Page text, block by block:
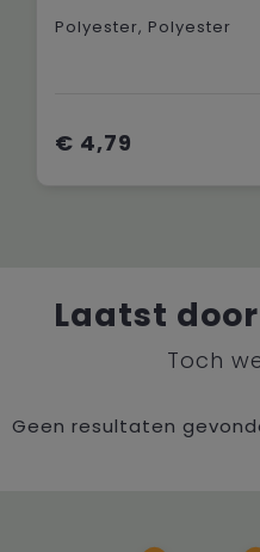
Polyester, Polyester
€ 4,79
Laatst
Toch
Geen resultaten